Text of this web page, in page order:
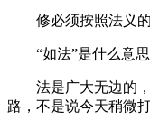
修必须按照法义的
“如法”是什么意思
法是广大无边的，
路，不是说今天稍微